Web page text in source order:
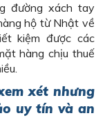
đường xách tay
hộ từ Nhật về
kiệm được các
hàng chịu thuế
xét nhưng
uy tín và an